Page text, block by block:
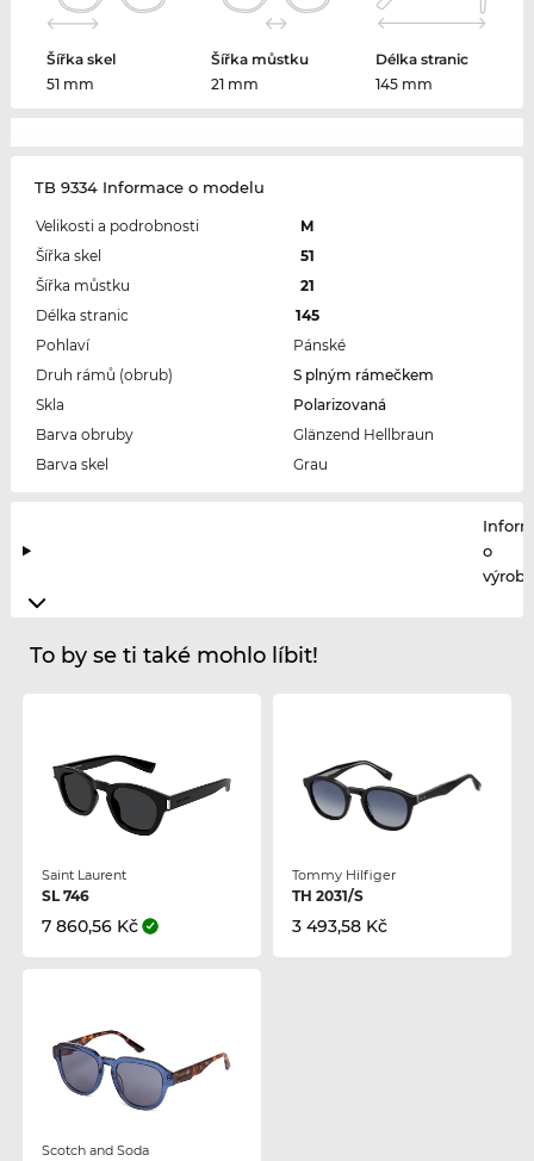
Šířka skel
51 mm
Šířka můstku
21 mm
Délka stranic
145 mm
TB 9334 Informace o modelu
Velikosti a podrobnosti
M
Šířka skel
51
Šířka můstku
21
Délka stranic
145
Pohlaví
Pánské
Druh rámů (obrub)
S plným rámečkem
Skla
Polarizovaná
Barva obruby
Glänzend Hellbraun
Barva skel
Grau
o
To by se ti také mohlo líbit!
Saint Laurent
SL 746
7 860,56 Kč
Tommy Hilfiger
TH 2031/S
3 493,58 Kč
Scotch and Soda